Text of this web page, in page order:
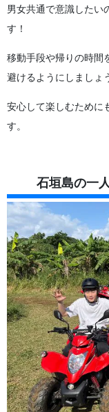
男女共通で意識したい
す！
移動手段や帰りの時間
避けるようにしましょ
安心して楽しむために
す。
石垣島の一